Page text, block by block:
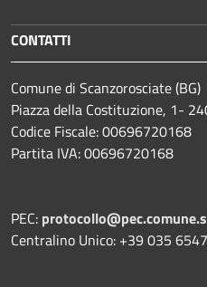
CONTATTI
Comune di Scanzorosciate (BG)
Piazza della Costituzione, 1-
Codice Fiscale: 00696720168
Partita IVA: 00696720168
PEC:
Centralino Unico: +39 035